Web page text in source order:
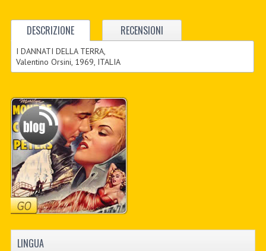
DESCRIZIONE RECENSIONI
I DANNATI DELLA TERRA,
Valentino Orsini, 1969, ITALIA
LINGUA